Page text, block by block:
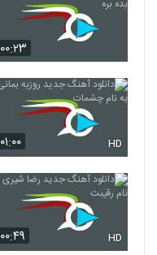
۰۰:۲۳
۰۱:۰۰ HD
۰۰:۴۹ HD